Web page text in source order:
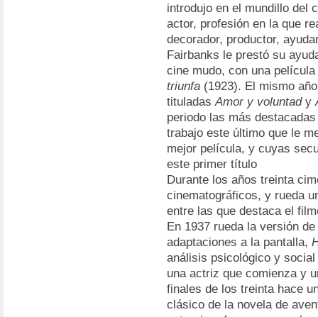
introdujo en el mundillo del
actor, profesión en la que
decorador, productor,
Fairbanks le prestó su
cine mudo, con una
triunfa (1923). El mismo
tituladasAmor y voluntady
periodo las más
trabajo este último que le
mejor película, y cuyas
este primer título
Durante los años treinta
cinematográficos, y rueda
entre las que destaca el
En 1937 rueda la versión
adaptaciones a la pantalla,
análisis psicológico y
una actriz que comienza y
finales de los treinta hace
clásico de la novela de